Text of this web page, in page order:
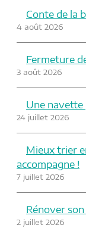
Conte de la
4 août 2026
Fermeture
3 août 2026
Une
24 juillet 2026
Mieux trier
accompagne !
7 juillet 2026
Rénover
2 juillet 2026